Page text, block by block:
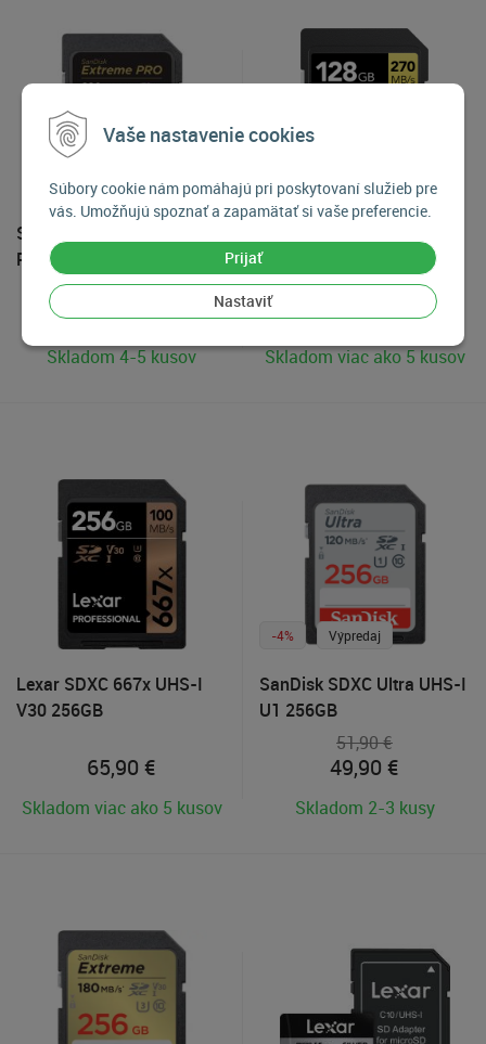
Vaše nastavenie cookies
Súbory cookie nám pomáhajú pri poskytovaní služieb pre
vás. Umožňujú spoznať a zapamätať si vaše preferencie.
Prijať
Nastaviť
SanDisk SDXC Extreme
PRO UHS-II V60 256GB
255€
Skladom 4-5 kusov
V60 128GB
129€
Skladom viac ako 5 kusov
Lexar SDXC 667x UHS-I
V30 256GB
65,90 €
Skladom viac ako 5 kusov
-4% Výpredaj
SanDisk SDXC Ultra UHS-I
U1 256GB
51,90 €
49,90 €
Skladom 2-3 kusy